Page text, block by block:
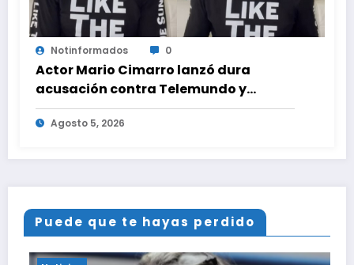
Notinformados 0
Actor Mario Cimarro lanzó dura
acusación contra Telemundo y
advirtió que lo que hacen en su contra
es ilegal en EEUU
Agosto 5, 2026
Puede que te hayas perdido